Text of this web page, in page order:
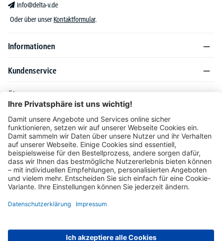
info@delta-v.de
Oder über unser Kontaktformular.
Informationen
Kundenservice
Über DELTA-V
Produktsortiment
Ratgeber
Folgen Sie uns auch auf
Unser Angebot richtet sich ausschließlich an Industrie, Handel, Gewerbe und
europäische Ausland gelten Sonderkonditionen, die auf Anfrage mitgeteilt werden.